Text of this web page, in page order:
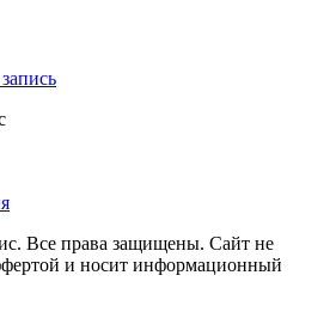
Все права защищены. Сайт не
и носит информационный